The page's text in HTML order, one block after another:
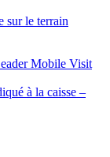
sur le terrain
Mobile Visit
à la caisse –